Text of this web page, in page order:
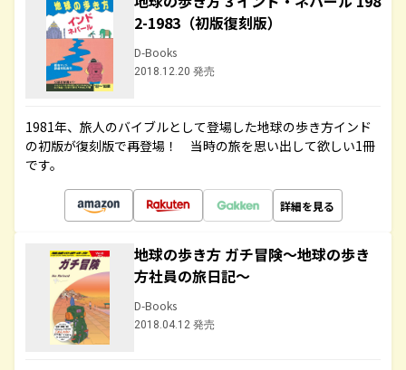
2-1983（初版復刻版）
D-Books
2018.12.20 発売
1981年、旅人のバイブルとして登場した地球の歩き方インド
の初版が復刻版で再登場！ 当時の旅を思い出して欲しい1冊
です。
詳細を見る
地球の歩き方 ガチ冒険～地球の歩き
方社員の旅日記～
D-Books
2018.04.12 発売